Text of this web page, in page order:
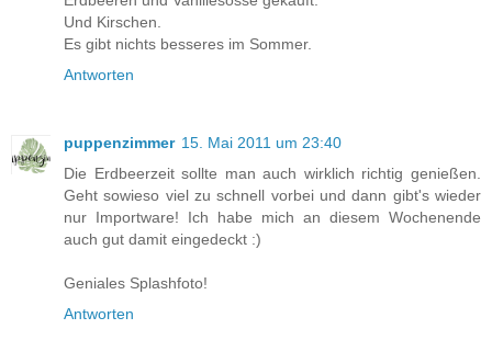
Und Kirschen.
Es gibt nichts besseres im Sommer.
Antworten
puppenzimmer 15. Mai 2011 um 23:40
Die Erdbeerzeit sollte man auch wirklich richtig genießen.
Geht sowieso viel zu schnell vorbei und dann gibt's wieder
nur Importware! Ich habe mich an diesem Wochenende
auch gut damit eingedeckt :)
Geniales Splashfoto!
Antworten